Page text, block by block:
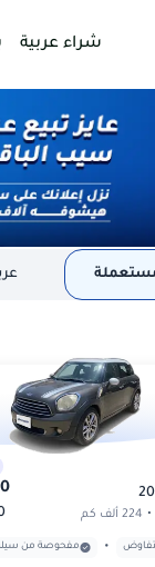
شراء عربية
• 224 ألف كم
• مفحوصة من